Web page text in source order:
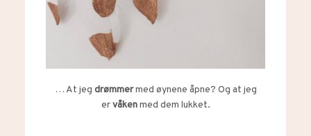
… At jeg drømmermed øynene åpne? Og at jeg
ervåkenmed dem lukket.